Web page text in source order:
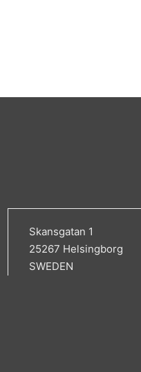
Skansgatan 1
25267 Helsingborg
SWEDEN